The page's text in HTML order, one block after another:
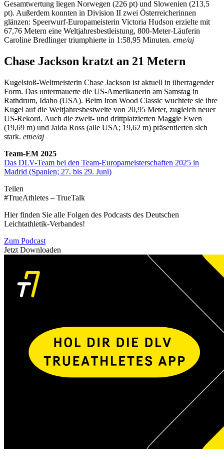
Gesamtwertung liegen Norwegen (226 pt) und Slowenien (213,5
pt). Außerdem konnten in Division II zwei Österreicherinnen
glänzen: Speerwurf-Europameisterin Victoria Hudson erzielte mit
67,76 Metern eine Weltjahresbestleistung, 800-Meter-Läuferin
Caroline Bredlinger triumphierte in 1:58,95 Minuten. eme/aj
Chase Jackson kratzt an 21 Metern
Kugelstoß-Weltmeisterin Chase Jackson ist aktuell in überragender
Form. Das untermauerte die US-Amerikanerin am Samstag in
Rathdrum, Idaho (USA). Beim Iron Wood Classic wuchtete sie ihre
Kugel auf die Weltjahresbestweite von 20,95 Meter, zugleich neuer
US-Rekord. Auch die zweit- und drittplatzierten Maggie Ewen
(19,69 m) und Jaida Ross (alle USA; 19,62 m) präsentierten sich
stark. eme/aj
Team-EM 2025
Das DLV-Team bei den Team-Europameisterschaften 2025 in
Madrid (Spanien; 27. bis 29. Juni)
Teilen
#TrueAthletes – TrueTalk
Hier finden Sie alle Folgen des Podcasts des Deutschen
Leichtathletik-Verbandes!
Zum Podcast
Jetzt Downloaden